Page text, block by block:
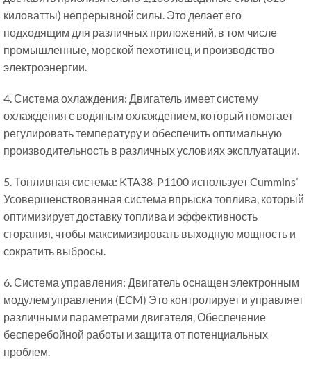
киловатты) непрерывной силы. Это делает его
подходящим для различных приложений, в том числе
промышленные, морской пехотинец, и производство
электроэнергии.
4. Система охлаждения: Двигатель имеет систему
охлаждения с водяным охлаждением, который помогает
регулировать температуру и обеспечить оптимальную
производительность в различных условиях эксплуатации.
5. Топливная система: KTA38-P1100 использует Cummins’
Усовершенствованная система впрыска топлива, который
оптимизирует доставку топлива и эффективность
сгорания, чтобы максимизировать выходную мощность и
сократить выбросы.
6. Система управления: Двигатель оснащен электронным
модулем управления (ECM) Это контролирует и управляет
различными параметрами двигателя, Обеспечение
бесперебойной работы и защита от потенциальных
проблем.